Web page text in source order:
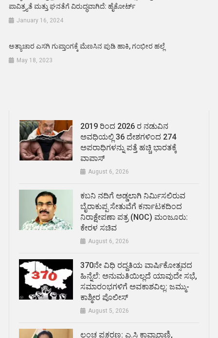
ಪಾವಿತ್ರ್ಯತೆ ಮತ್ತು ಘನತೆಗೆ ವಿರುದ್ಧವಾಗಿದೆ: ಹೈಕೋರ್ಟ್
January 16, 2024
ಅತ್ಯಾಚಾರ ಎಸಗಿ ಗುಪ್ತಾಂಗಕ್ಕೆ ಮೆಣಸಿನ ಪುಡಿ ಹಾಕಿ, ಗಂಭೀರ ಹಲ್ಲೆ
May 18, 2023
2019 ರಿಂದ 2026 ರ ನಡುವಿನ
ಅವಧಿಯಲ್ಲಿ 36 ದೇಶಗಳಿಂದ 274
ಅಪರಾಧಿಗಳನ್ನು ಪತ್ತೆ ಹಚ್ಚಿ ಭಾರತಕ್ಕೆ
ವಾಪಾಸ್
August 6, 2026
ಕಬನಿ ನದಿಗೆ ಅಡ್ಡಲಾಗಿ ನಿರ್ಮಿಸಲಿರುವ
ಬೈರಾಕುಪ್ಪ ಸೇತುವೆಗೆ ಕರ್ನಾಟಕದಿಂದ
ನಿರಾಕ್ಷೇಪಣಾ ಪತ್ರ (NOC) ಮಂಜೂರು:
ಕೇರಳ ಸಚಿವ
August 6, 2026
370ನೇ ವಿಧಿ ರದ್ದತಿಯ ವಾರ್ಷಿಕೋತ್ಸವದ
ಹಿನ್ನೆಲೆ: ಅನುಮತಿಯಿಲ್ಲದೆ ಯಾವುದೇ ಸಭೆ,
ಸಮಾರಂಭಗಳಿಗೆ ಅವಕಾಶವಿಲ್ಲ: ಜಮ್ಮು-
ಕಾಶ್ಮೀರ ಪೊಲೀಸ್
August 5, 2026
ಲಂಚ ಪ್ರಕರಣ: ಎ.ಸಿ ಕಾವ್ಯಾರಾಣಿ,